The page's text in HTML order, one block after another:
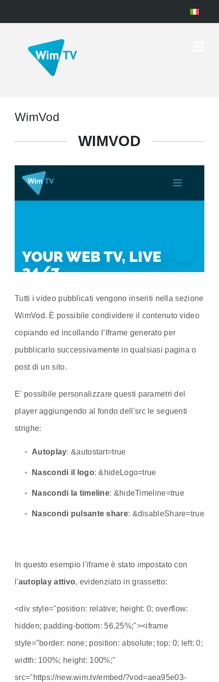
WimVod
WIMVOD
Tutti i video pubblicati vengono inseriti nella sezione
WimVod. È possibile condividere il contenuto video
copiando ed incollando l’Iframe generato per
pubblicarlo successivamente in qualsiasi pagina o
post di un sito.
E' possibile personalizzare questi parametri del
player aggiungendo al fondo dell'src le seguenti
strighe:
Autoplay: &autostart=true
Nascondi il logo: &hideLogo=true
Nascondi la timeline: &hideTimeline=true
Nascondi pulsante share: &disableShare=true
In questo esempio l'iframe è stato impostato con
l'autoplay attivo, evidenziato in grassetto:
<div style="position: relative; height: 0; overflow:
hidden; padding-bottom: 56.25%;"><iframe
style="border: none; position: absolute; top: 0; left: 0;
width: 100%; height: 100%;"
src="https://new.wim.tv/embed/?vod=aea95e03-